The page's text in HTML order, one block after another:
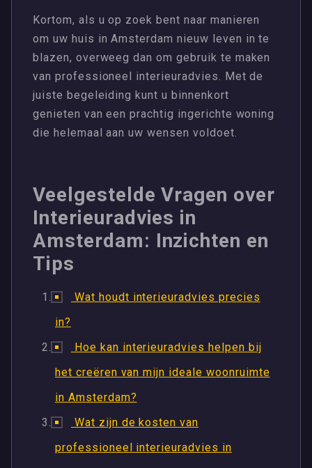
Kortom, als u op zoek bent naar manieren
om uw huis in Amsterdam nieuw leven in te
blazen, overweeg dan om gebruik te maken
van professioneel interieuradvies. Met de
juiste begeleiding kunt u binnenkort
genieten van een prachtig ingerichte woning
die helemaal aan uw wensen voldoet.
Veelgestelde Vragen over
Interieuradvies in
Amsterdam: Inzichten en
Tips
Wat houdt interieuradvies precies
in?
Hoe kan interieuradvies helpen bij
het creëren van mijn ideale woonruimte
in Amsterdam?
Wat zijn de kosten van
professioneel interieuradvies in